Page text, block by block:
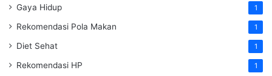
Gaya Hidup 1
Rekomendasi Pola Makan 1
Diet Sehat 1
Rekomendasi HP 1